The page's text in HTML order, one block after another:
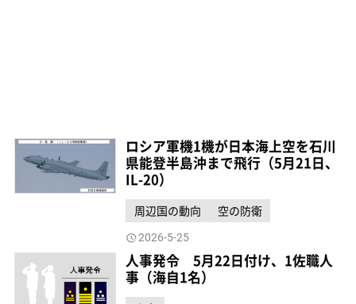
ロシア軍機1機が日本海上空を石川
県能登半島沖まで飛行（5月21日、
IL-20）
周辺国の動向 空の防衛
2026-5-25
人事発令 5月22日付け、1佐職人
事（海自1名）